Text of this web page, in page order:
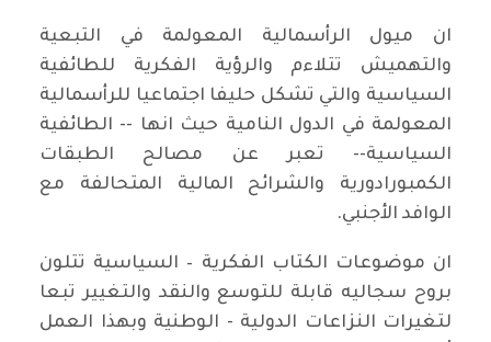
ان ميول الرأسمالية المعولمة في التبعية
والتهميش تتلاءم والرؤية الفكرية للطائفية
السياسية والتي تشكل حليفا اجتماعيا للرأسمالية
المعولمة في الدول النامية حيث انها -- الطائفية
السياسية-- تعبر عن مصالح الطبقات
الكمبورادورية والشرائح المالية المتحالفة مع
الوافد الأجنبي.
ان موضوعات الكتاب الفكرية – السياسية تتلون
بروح سجاليه قابلة للتوسع والنقد والتغيير تبعا
لتغيرات النزاعات الدولية - الوطنية وبهذا العمل